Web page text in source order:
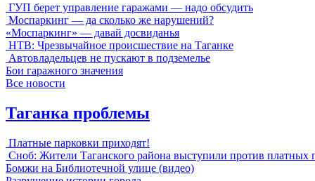
ГУП берет управление гаражами — надо обсудить
Моспаркинг — да сколько же нарушений?
«Моспаркинг» — давай досвиданья
НТВ: Чрезвычайное происшествие на Таганке
Автовладельцев не пускают в подземелье
Бои гаражного значения
Все новости
Таганка проблемы
Платные парковки приходят!
Сноб: Жители Таганского района выступили против платных
Бомжи на Библиотечной улице (видео)